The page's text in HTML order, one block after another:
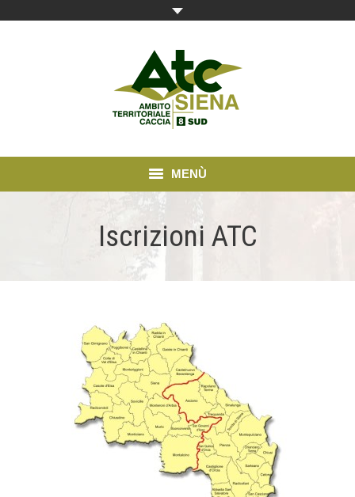
MENÙ
News e comunicazioni
Cartografia
Strutture
Fauna
PREVENZIONE e RISARCIMENTO
DANNI
Iscrizioni ATC